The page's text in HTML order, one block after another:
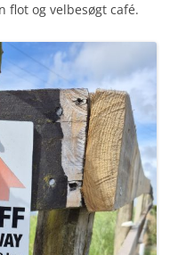
flot og velbesøgt café.